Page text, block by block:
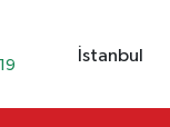
İstanbul